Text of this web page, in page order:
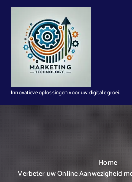
n
Innovatieve oplossingen voor uw digitale groei.
Home
Verbeter uw Online Aanwezigheid